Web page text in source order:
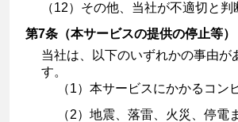
（12）その他、当社が不適切と判
第7条（本サービスの提供の停止等）
当社は、以下のいずれかの事由
す。
（1）本サービスにかかるコ
（2）地震、落雷、火災、停